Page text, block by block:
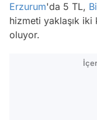
Erzurum'da 5 TL,
hizmeti yaklaşık iki
oluyor.